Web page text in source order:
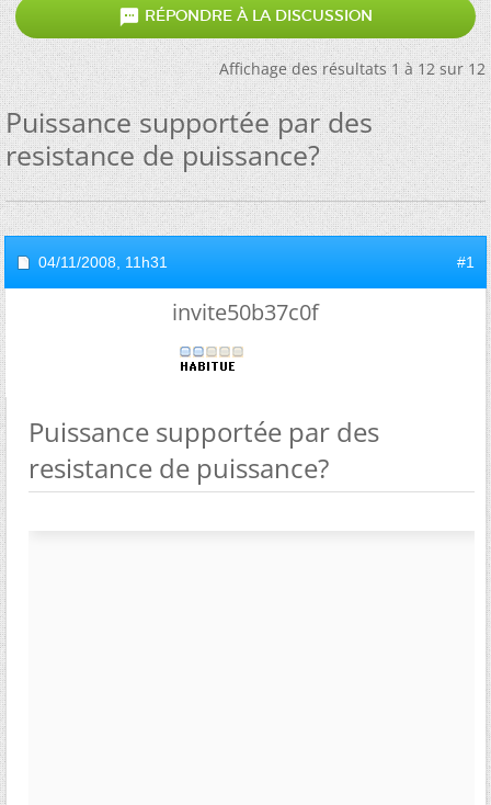
 RÉPONDRE À LA DISCUSSION
Affichage des résultats 1 à 12 sur 12
Puissance supportée par des
resistance de puissance?
04/11/2008, 11h31 #1
invite50b37c0f
Puissance supportée par des
resistance de puissance?